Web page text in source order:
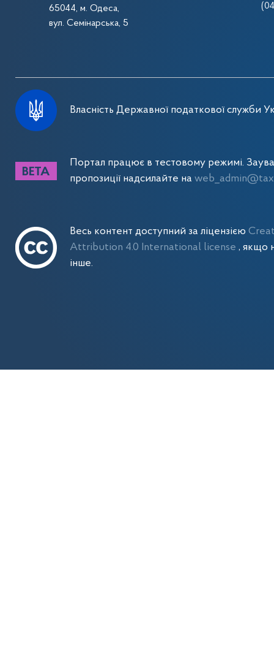
65044, м. Одеса,
вул. Семінарська, 5
Власність Державної податкової служби
Портал працює в тестовому режимі.
пропозиції надсилайте на
Весь контент доступний за ліцензією
Attribution 4.0 International license, якщо
інше.